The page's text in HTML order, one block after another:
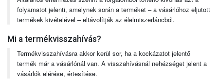
folyamatot jelenti, amelynek során a terméket – a vásárlóhoz eljutott
termékek kivételével – eltávolítják az élelmiszerláncból.
Mi a termékvisszahívás?
Termékvisszahívásra akkor kerül sor, ha a kockázatot jelentő
termék már a vásárlónál van. A visszahívásnál nehézséget jelent a
vásárlók elérése, értesítése.